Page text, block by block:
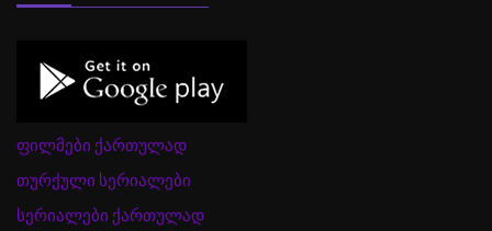
ფილმები ქართულად
თურქული სერიალები
სერიალები ქართულად